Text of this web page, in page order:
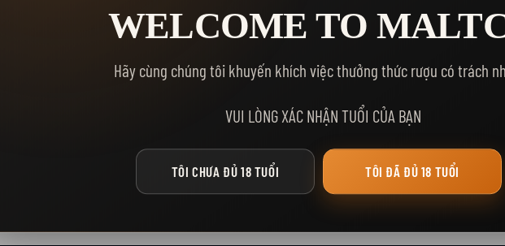
WELCOME TO
Hãy cùng chúng tôi khuyến khích việc thưởng thức rượu có trách
VUI LÒNG XÁC NHẬN TUỔI CỦA BẠN
TÔI CHƯA ĐỦ 18 TUỔI TÔI ĐÃ ĐỦ 18 TUỔI